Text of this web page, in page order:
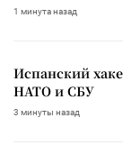
1 минута назад
Испанский
НАТО и СБУ
3 минуты назад